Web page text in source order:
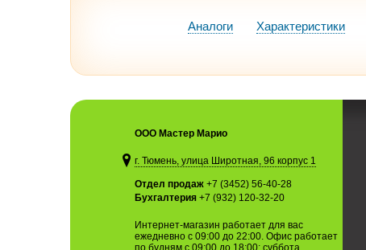
Аналоги Характеристики
ООО Мастер Марио
г. Тюмень, улица Широтная, 96 корпус 1
Отдел продаж +7 (3452) 56-40-28
Бухгалтерия +7 (932) 120-32-20
Интернет-магазин работает для вас
ежедневно с 09:00 до 22:00. Офис работает
по будням с 09:00 до 18:00; суббота,